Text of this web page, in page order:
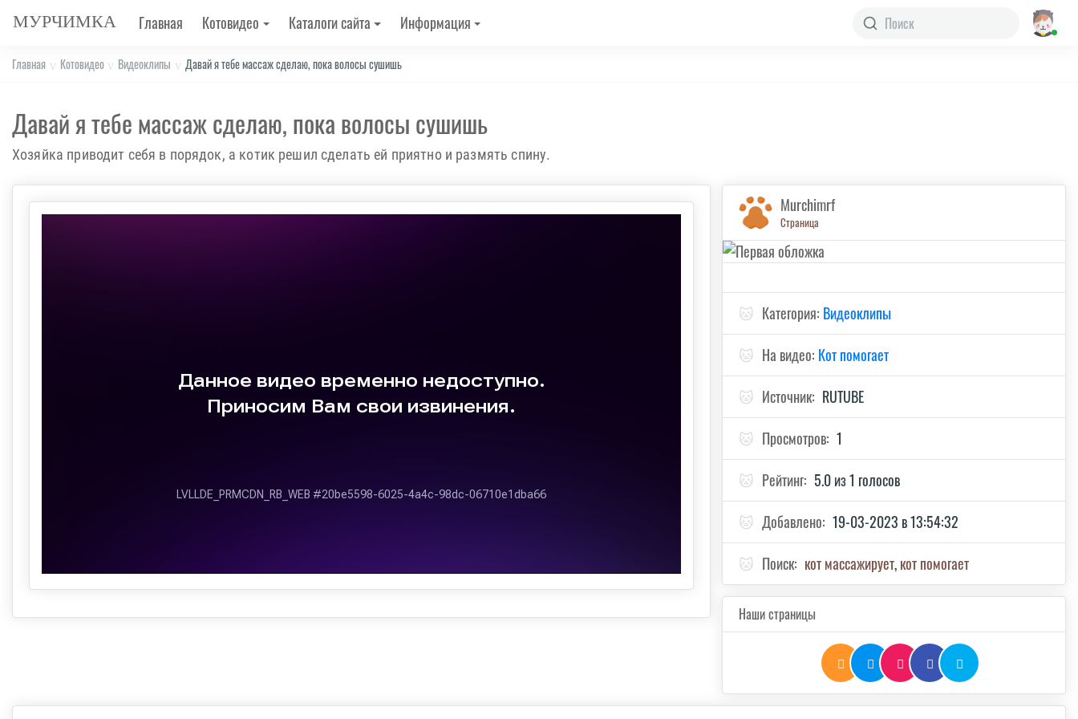
МУРЧИМКА Главная Котовидео Каталоги сайта Информация
Главная Котовидео Видеоклипы Давай я тебе массаж сделаю, пока волосы сушишь
Давай я тебе массаж сделаю, пока волосы сушишь
Хозяйка приводит себя в порядок, а котик решил сделать ей приятно и размять спину.
Murchimrf
Страница
🐱 Категория: Видеоклипы
🐱 На видео: Кот помогает
🐱 Источник: RUTUBE
🐱 Просмотров: 1
🐱 Рейтинг: 5.0 из 1 голосов
🐱 Добавлено: 19-03-2023 в 13:54:32
🐱 Поиск: кот массажирует,кот помогает
Наши страницы